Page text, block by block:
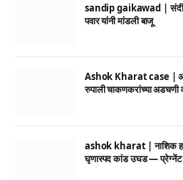
sandip gaikawad |
पवार यांनी मांडली बाजू
Ashok Kharat case |
रुपाली चाकणकरांच्या अडचणी
ashok kharat | नाशिक
घृणास्पद कांड उघड — प्रेग्नेंट